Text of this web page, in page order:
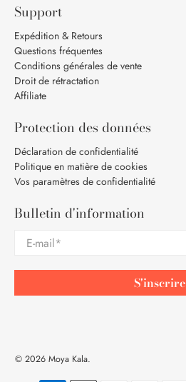
Support
Expédition & Retours
Questions fréquentes
Conditions générales de vente
Droit de rétractation
Affiliate
Protection des données
Déclaration de confidentialité
Politique en matière de cookies
Vos paramètres de confidentialité
Bulletin d'information
E-mail*
S'inscrire
© 2026Moya Kala.